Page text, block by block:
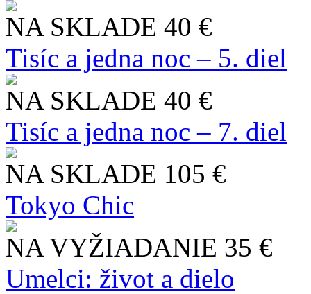
NA SKLADE 40 €
Tisíc a jedna noc – 5. diel
NA SKLADE 40 €
Tisíc a jedna noc – 7. diel
NA SKLADE 105 €
Tokyo Chic
NA VYŽIADANIE 35 €
Umelci: život a dielo